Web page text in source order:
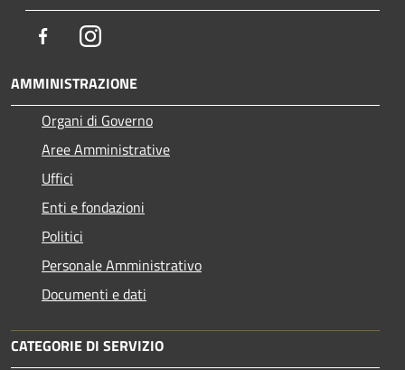
FacebookInstagram
AMMINISTRAZIONE
Organi di Governo
Aree Amministrative
Uffici
Enti e fondazioni
Politici
Personale Amministrativo
Documenti e dati
CATEGORIE DI SERVIZIO